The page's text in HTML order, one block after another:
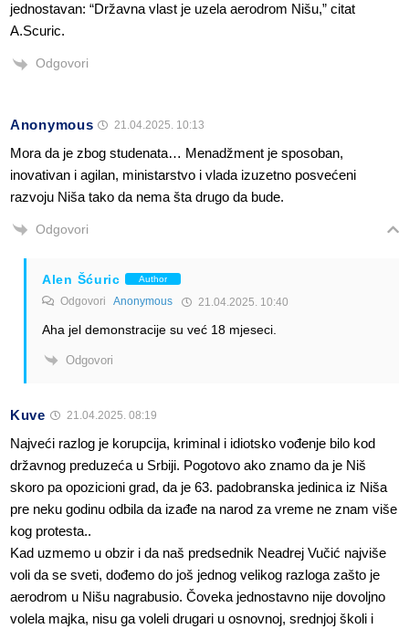
jednostavan: “Državna vlast je uzela aerodrom Nišu,” citat
A.Scuric.
Odgovori
Anonymous 21.04.2025. 10:13
Mora da je zbog studenata… Menadžment je sposoban,
inovativan i agilan, ministarstvo i vlada izuzetno posvećeni
razvoju Niša tako da nema šta drugo da bude.
Odgovori
Alen Šćuric Author
Odgovori Anonymous 21.04.2025. 10:40
Aha jel demonstracije su već 18 mjeseci.
Odgovori
Kuve 21.04.2025. 08:19
Najveći razlog je korupcija, kriminal i idiotsko vođenje bilo kod
državnog preduzeća u Srbiji. Pogotovo ako znamo da je Niš
skoro pa opozicioni grad, da je 63. padobranska jedinica iz Niša
pre neku godinu odbila da izađe na narod za vreme ne znam više
kog protesta..
Kad uzmemo u obzir i da naš predsednik Neadrej Vučić najviše
voli da se sveti, dođemo do još jednog velikog razloga zašto je
aerodrom u Nišu nagrabusio. Čoveka jednostavno nije dovoljno
volela majka, nisu ga voleli drugari u osnovnoj, srednjoj školi i